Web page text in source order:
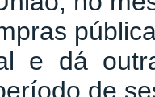
e dá
de